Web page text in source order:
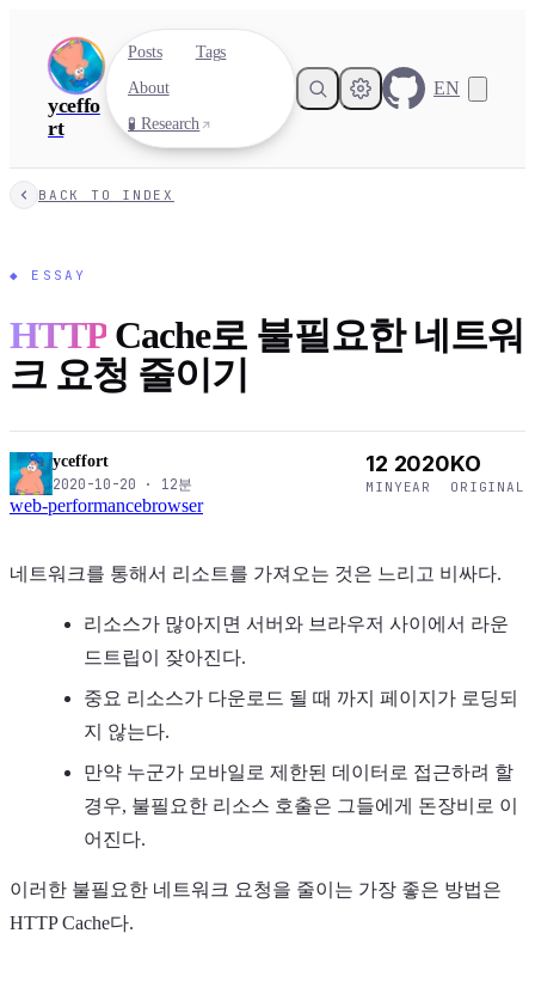
yceffo
rt
Posts
Tags
About
🧪 Research
EN
BACK TO INDEX
◆ ESSAY
HTTP Cache로 불필요한 네트워
크 요청 줄이기
yceffort
2020-10-20 · 12분
12
MIN
2020
YEAR
KO
ORIGINAL
web-performancebrowser
네트워크를 통해서 리소트를 가져오는 것은 느리고 비싸다.
리소스가 많아지면 서버와 브라우저 사이에서 라운
드트립이 잦아진다.
중요 리소스가 다운로드 될 때 까지 페이지가 로딩되
지 않는다.
만약 누군가 모바일로 제한된 데이터로 접근하려 할
경우, 불필요한 리소스 호출은 그들에게 돈장비로 이
어진다.
이러한 불필요한 네트워크 요청을 줄이는 가장 좋은 방법은
HTTP Cache다.